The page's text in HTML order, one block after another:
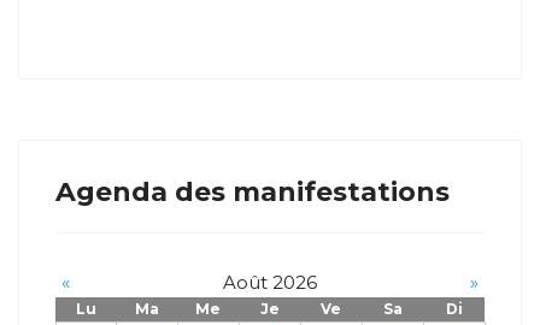
Agenda des manifestations
« Août 2026 »
Lu Ma Me Je Ve Sa
Di